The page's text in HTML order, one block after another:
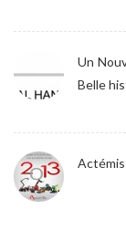
Un
Belle